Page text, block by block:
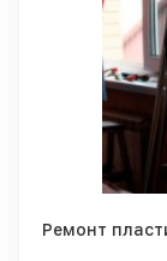
Ремонт